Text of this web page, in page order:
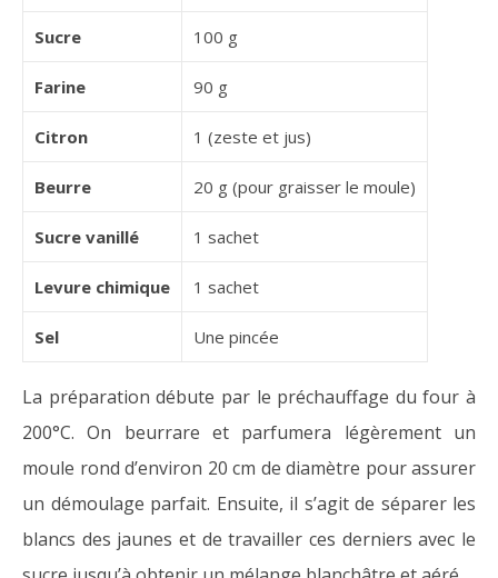
Sucre 100 g
Farine 90 g
Citron 1 (zeste et jus)
Beurre 20 g (pour graisser le moule)
Sucre vanillé 1 sachet
Levure chimique 1 sachet
Sel Une pincée
La préparation débute par le préchauffage du four à
200°C. On beurrare et parfumera légèrement un
moule rond d’environ 20 cm de diamètre pour assurer
un démoulage parfait. Ensuite, il s’agit de séparer les
blancs des jaunes et de travailler ces derniers avec le